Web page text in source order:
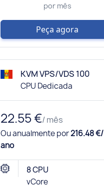
por mês
Peça agora
KVM VPS/VDS 100
CPU Dedicada
22.55 €/ mês
Ou anualmente por216.48 €/
ano
8 CPU
vCore